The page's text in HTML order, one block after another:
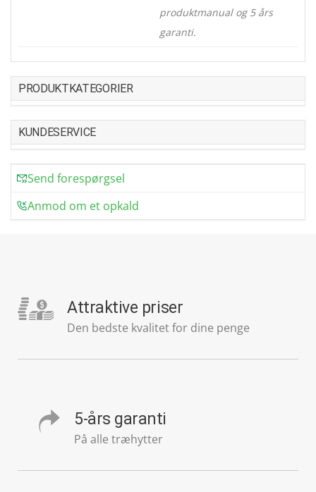
produktmanual og 5 års
garanti.
PRODUKTKATEGORIER
KUNDESERVICE
Send forespørgsel
Anmod om et opkald
Attraktive priser
Den bedste kvalitet for dine penge
5-års garanti
På alle træhytter